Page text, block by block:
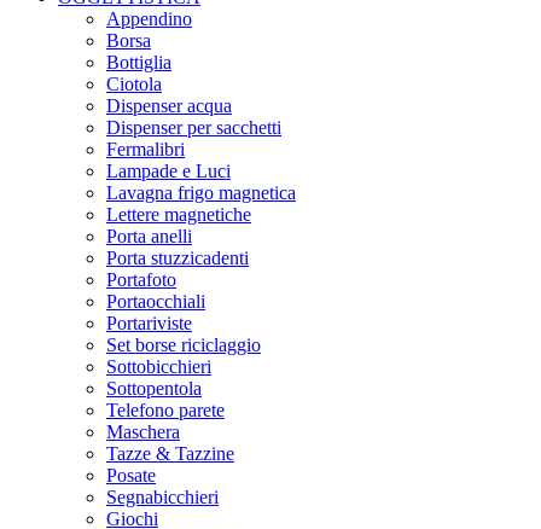
Appendino
Borsa
Bottiglia
Ciotola
Dispenser acqua
Dispenser per sacchetti
Fermalibri
Lampade e Luci
Lavagna frigo magnetica
Lettere magnetiche
Porta anelli
Porta stuzzicadenti
Portafoto
Portaocchiali
Portariviste
Set borse riciclaggio
Sottobicchieri
Sottopentola
Telefono parete
Maschera
Tazze & Tazzine
Posate
Segnabicchieri
Giochi